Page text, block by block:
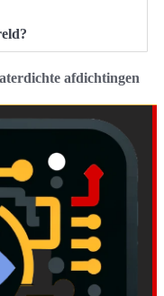
afdichtingen